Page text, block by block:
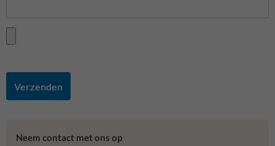
Verzenden
Neem contact met ons op